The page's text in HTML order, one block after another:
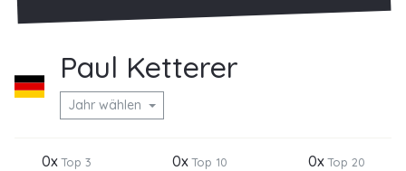
Paul Ketterer
Jahr wählen
0xTop 3 0xTop 10 0xTop 20